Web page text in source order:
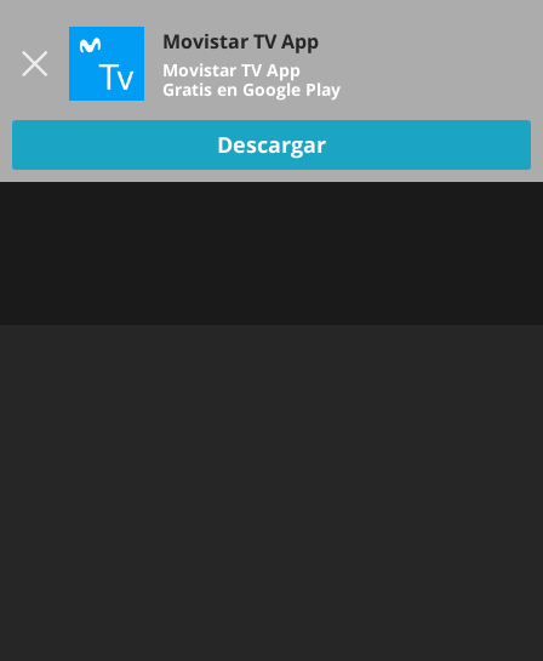
TV EN VIVO
Movistar TV App
Movistar TV App
Gratis en Google Play
Descargar